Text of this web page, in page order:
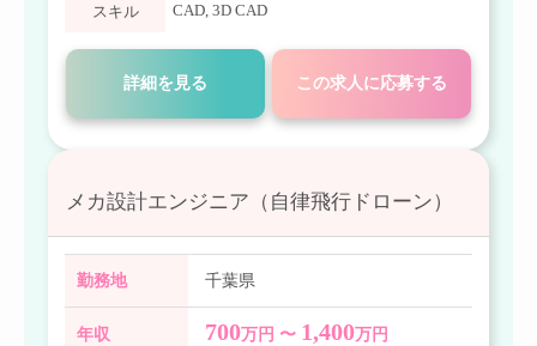
スキル CAD, 3D CAD
詳細を見る この求人に応募する
メカ設計エンジニア（自律飛行ドローン）
勤務地 千葉県
年収 700万円 〜 1,400万円